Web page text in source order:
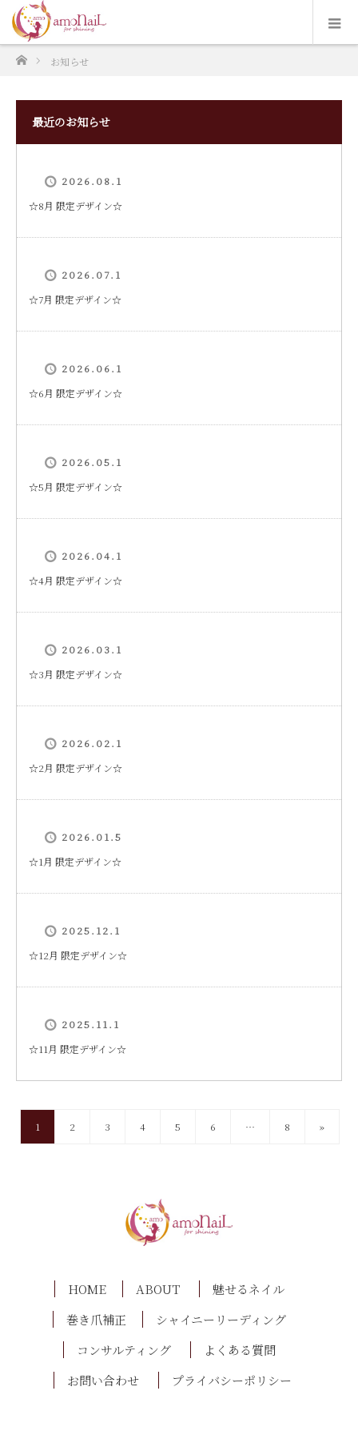
ホームお知らせ
最近のお知らせ
2026.08.1
‪☆8月 限定デザイン☆
2026.07.1
☆7月 限定デザイン☆
2026.06.1
☆6月 限定デザイン☆
2026.05.1
☆5月 限定デザイン☆
2026.04.1
☆4月 限定デザイン☆
2026.03.1
☆3月 限定デザイン☆
2026.02.1
☆2月 限定デザイン☆
2026.01.5
☆1月 限定デザイン☆
2025.12.1
☆12月 限定デザイン☆
2025.11.1
☆11月 限定デザイン☆
1 2 3 4 5 6 … 8 »
HOME ABOUT
魅せるネイル
巻き爪補正
シャイニーリーディング
コンサルティング
よくある質問
お問い合わせ
プライバシーポリシー